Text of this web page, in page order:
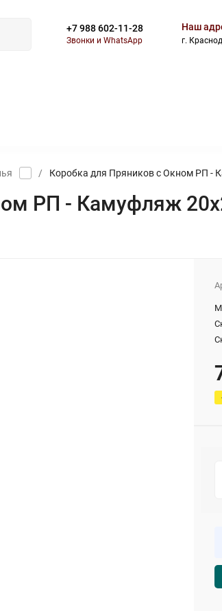
+7 988 602-11-28
Звонки и WhatsApp
Наш
г.
/ Коробка для Пряников с Окном РП -
РП - Камуфляж